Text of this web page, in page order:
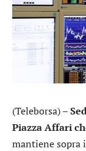
(Teleborsa) –
Piazza Affari
mantiene sopra